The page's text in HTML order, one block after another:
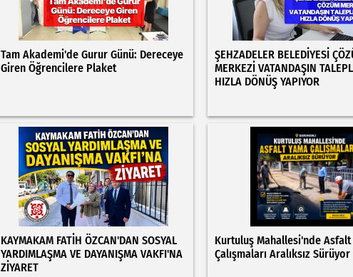
Tam Akademi'de Gurur Günü: Dereceye
Giren Öğrencilere Plaket
ŞEHZADELER BELEDİYESİ
MERKEZİ VATANDAŞIN
HIZLA DÖNÜŞ YAPIYOR
KAYMAKAM FATİH ÖZCAN'DAN SOSYAL
YARDIMLAŞMA VE DAYANIŞMA VAKFI'NA
ZİYARET
Kurtuluş Mahallesi'nde Asfalt
Çalışmaları Aralıksız Sürüyor